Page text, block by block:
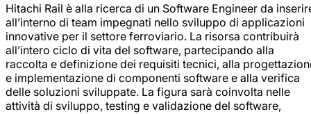
Hitachi Rail è alla ricerca di un Software Engineer da
all’interno di team impegnati nello sviluppo di applicazioni
innovative per il settore ferroviario. La risorsa contribuirà
all’intero ciclo di vita del software, partecipando alla
raccolta e definizione dei requisiti tecnici, alla
e implementazione di componenti software e alla verifica
delle soluzioni sviluppate. La figura sarà coinvolta nelle
attività di sviluppo, testing e validazione del software,